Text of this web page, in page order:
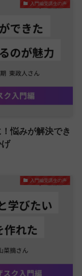
入門編受講生の声
悩みが解決でき
入門編受講生の声